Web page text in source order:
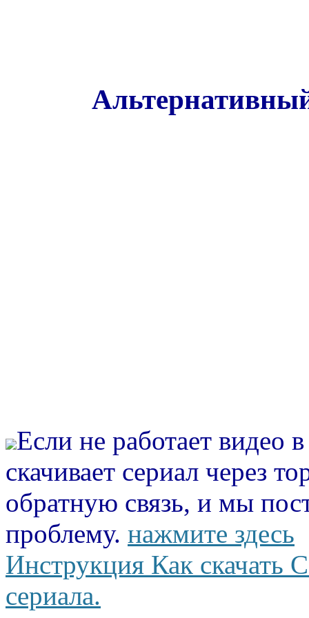
Если не работает видео
скачивает сериал через
обратную связь, и мы
проблему. нажмите здесь
Инструкция Как скачать
сериала.